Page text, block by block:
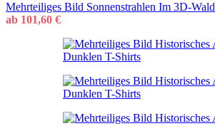
Mehrteiliges Bild Sonnenstrahlen Im 3D-Wald
ab 101,60 €